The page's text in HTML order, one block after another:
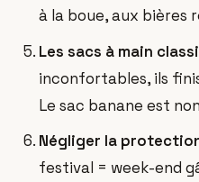
à la boue, aux bières
Les sacs à main
inconfortables, ils
Le sac banane est
Négliger la
festival = week-end